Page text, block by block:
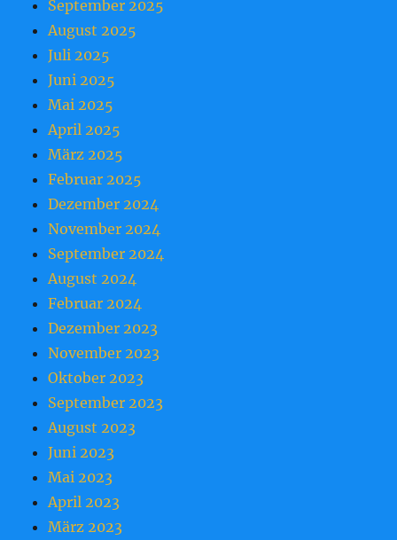
September 2025
August 2025
Juli 2025
Juni 2025
Mai 2025
April 2025
März 2025
Februar 2025
Dezember 2024
November 2024
September 2024
August 2024
Februar 2024
Dezember 2023
November 2023
Oktober 2023
September 2023
August 2023
Juni 2023
Mai 2023
April 2023
März 2023